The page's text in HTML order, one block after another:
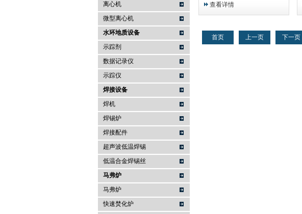
离心机
微型离心机
水环地质设备
示踪剂
数据记录仪
示踪仪
焊接设备
焊机
焊锡炉
焊接配件
超声波低温焊锡
低温合金焊锡丝
马弗炉
马弗炉
快速焚化炉
系统使你能够评估和比较不同
查看详情
首页 上一页 下一页